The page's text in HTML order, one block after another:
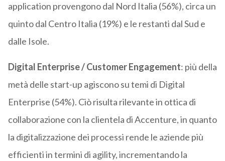
application provengono dal Nord Italia (56%), circa un
quinto dal Centro Italia (19%) e le restanti dal Sud e
dalle Isole.
Digital Enterprise / Customer Engagement: più della
metà delle start-up agiscono su temi di Digital
Enterprise (54%). Ciò risulta rilevante in ottica di
collaborazione con la clientela di Accenture, in quanto
la digitalizzazione dei processi rende le aziende più
efficienti in termini di agility, incrementando la